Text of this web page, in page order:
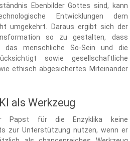
Ebenbilder Gottes sind, kann
Entwicklungen dem
umgekehrt. Daraus ergibt sich der
so zu gestalten, dass
das menschliche So-Sein und die
sowie gesellschaftliche
ethisch abgesichertes Miteinander
als Werkzeug
Papst für die Enzyklika keine
zur Unterstützung nutzen, wenn er